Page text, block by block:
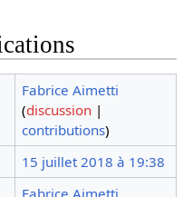
Fabrice Aimetti
(discussion |
contributions)
15 juillet 2018 à 19:38